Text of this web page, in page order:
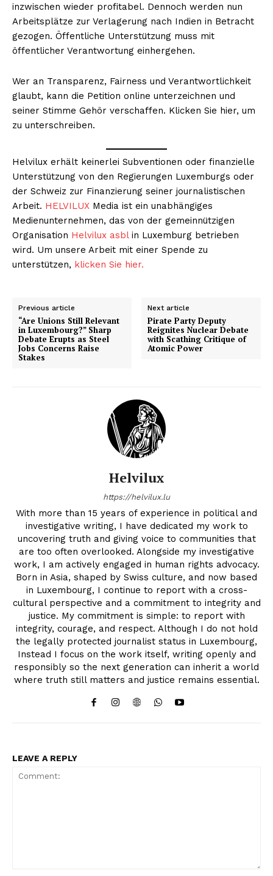
inzwischen wieder profitabel. Dennoch werden nun
Arbeitsplätze zur Verlagerung nach Indien in Betracht
gezogen. Öffentliche Unterstützung muss mit
öffentlicher Verantwortung einhergehen.
Wer an Transparenz, Fairness und Verantwortlichkeit
glaubt, kann die Petition online unterzeichnen und
seiner Stimme Gehör verschaffen. Klicken Sie hier, um
zu unterschreiben.
Helvilux erhält keinerlei Subventionen oder finanzielle
Unterstützung von den Regierungen Luxemburgs oder
der Schweiz zur Finanzierung seiner journalistischen
Arbeit. HELVILUX Media ist ein unabhängiges
Medienunternehmen, das von der gemeinnützigen
Organisation Helvilux asblin Luxemburg betrieben
wird. Um unsere Arbeit mit einer Spende zu
unterstützen, klicken Sie hier.
Previous article
“Are Unions Still Relevant
in Luxembourg?” Sharp
Debate Erupts as Steel
Jobs Concerns Raise
Stakes
Next article
Pirate Party Deputy
Reignites Nuclear Debate
with Scathing Critique of
Atomic Power
Helvilux
https://helvilux.lu
With more than 15 years of experience in political and
investigative writing, I have dedicated my work to
uncovering truth and giving voice to communities that
are too often overlooked. Alongside my investigative
work, I am actively engaged in human rights advocacy.
Born in Asia, shaped by Swiss culture, and now based
in Luxembourg, I continue to report with a cross-
cultural perspective and a commitment to integrity and
justice. My commitment is simple: to report with
integrity, courage, and respect. Although I do not hold
the legally protected journalist status in Luxembourg,
Instead I focus on the work itself, writing openly and
responsibly so the next generation can inherit a world
where truth still matters and justice remains essential.
LEAVE A REPLY